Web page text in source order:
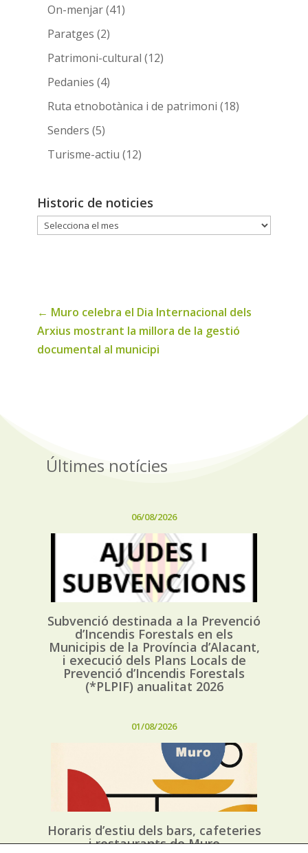
On-menjar(41)
Paratges (2)
Patrimoni-cultural (12)
Pedanies (4)
Ruta etnobotànica i de patrimoni (18)
Senders (5)
Turisme-actiu (12)
Historic de noticies
Historic
← Muro celebra el Dia Internacional dels
Arxius mostrant la millora de la gestió
documental al municipi
Últimes notícies
06/08/2026
Subvenció destinada a la Prevenció
d’Incendis Forestals en els
Municipis de la Província d’Alacant,
i execució dels Plans Locals de
Prevenció d’Incendis Forestals
(*PLPIF) anualitat 2026
01/08/2026
Horaris d’estiu dels bars, cafeteries
i restaurants de Muro